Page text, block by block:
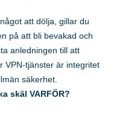
att dölja, gillar du
på att bli bevakad och
anledningen till att
VPN-tjänster är integritet
säkerhet.
skäl VARFÖR?